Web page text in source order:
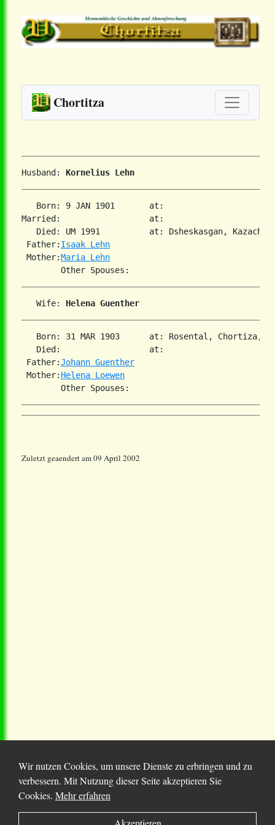
Chortitza
Husband: Kornelius Lehn
   Born: 9 JAN 1901       at:
Married:                  at:
Died: UM 1991          at: Dsheskasgan,
Father: Isaak Lehn
Mother:Maria Lehn
   Wife:
Helena Guenther
Born: 31 MAR 1903      at: Rosental, Chortiza,
   Died:                  at:
Father:Johann Guenther
Mother: Helena Loewen
Zuletzt geaendert am 09 April 2002
© 2025 Chortitza.org | Supported byD. F. Plett
Wir nutzen Cookies, um unsere Dienste zu erbringen und zu
verbessern. Mit Nutzung dieser Seite akzeptieren Sie
Cookies. Mehr erfahren